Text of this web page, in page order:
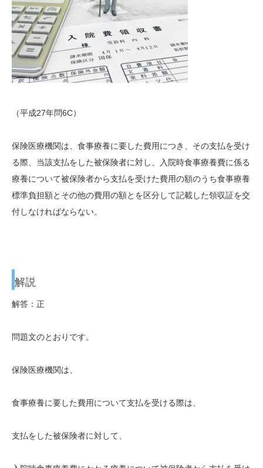
（平成27年問6C）
保険医療機関は、食事療養に要した費用につき、その支払を受け
る際、当該支払をした被保険者に対し、入院時食事療養費に係る
療養について被保険者から支払を受けた費用の額のうち食事療養
標準負担額とその他の費用の額とを区分して記載した領収証を交
付しなければならない。
解説
解答：正
問題文のとおりです。
保険医療機関は、
食事療養に要した費用について支払を受ける際は、
支払をした被保険者に対して、